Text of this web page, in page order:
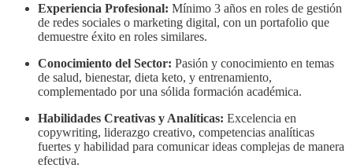
Experiencia Profesional: Mínimo 3 años en roles de gestión
de redes sociales o marketing digital, con un portafolio que
demuestre éxito en roles similares.
Conocimiento del Sector: Pasión y conocimiento en temas
de salud, bienestar, dieta keto, y entrenamiento,
complementado por una sólida formación académica.
Habilidades Creativas y Analíticas: Excelencia en
copywriting, liderazgo creativo, competencias analíticas
fuertes y habilidad para comunicar ideas complejas de manera
efectiva.